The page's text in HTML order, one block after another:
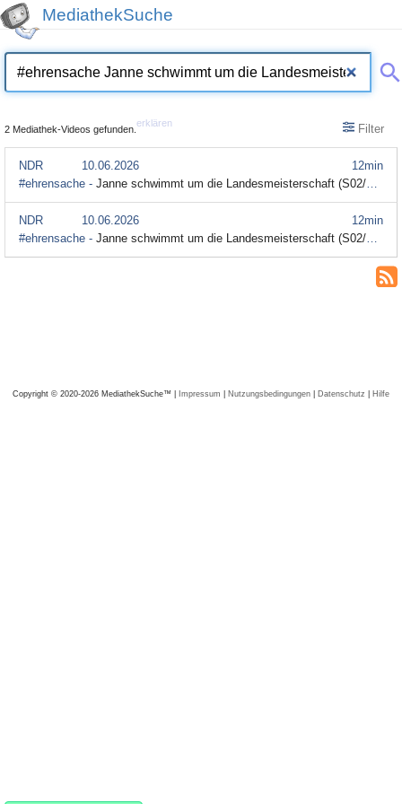
MediathekSuche
2 Mediathek-Videos gefunden.
erklären Filter
12min
NDR
10.06.2026
#ehrensache - Janne schwimmt um die Landesmeisterschaft (S02/E04) (Audiodeskription)
12min
NDR
10.06.2026
#ehrensache - Janne schwimmt um die Landesmeisterschaft (S02/E04)
Copyright © 2020-2026 MediathekSuche™ | Impressum | Nutzungsbedingungen | Datenschutz | Hilfe